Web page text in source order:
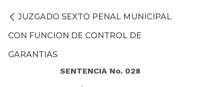
JUZGADO SEXTO PENAL MUNICIPAL
CON FUNCION DE CONTROL DE
GARANTIAS
SENTENCIA No. 028